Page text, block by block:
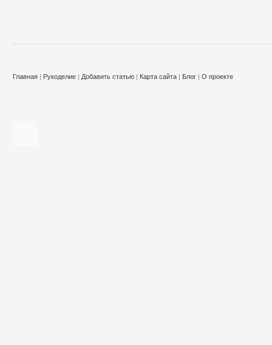
Главная | Рукоделие | Добавить статью | Карта сайта | Блог | О проекте